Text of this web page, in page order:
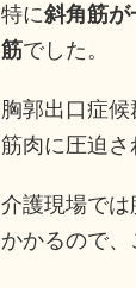
特に斜角筋が
筋でした。
胸郭出口症
筋肉に圧迫さ
介護現場で
かかるので、